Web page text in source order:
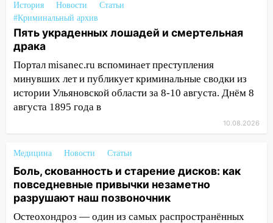
09:18 Из-за ливня заблокировано
движение трамваев в Ульяновске
09:15
автоподставы и атака беспилотников:
важные итоги прошедшей недели в
Ульяновской области
08:20 В Ульяновске восстановили
08:19
пропал 67-летний мужчина
08:11 На Ульяновск снова надвигается
непогода
История Новости
Статьи
#Криминальный архив
Пять украденных лошадей и смертельная
драка
Портал misanec.ru вспоминает преступления
минувших лет и публикует криминальные сводки из
истории Ульяновской области за 8-10 августа. Днём 8
августа 1895 года в
10.08.2026
Медицина Новости Статьи
Боль, скованность и старение дисков: как
повседневные привычки незаметно
разрушают наш позвоночник
Остеохондроз — один из самых распространённых